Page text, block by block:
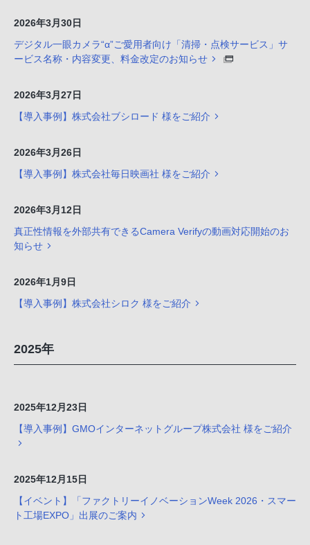
2026年3月30日
デジタル一眼カメラ“α”ご愛用者向け「清掃・点検サービス」サ
ービス名称・内容変更、料金改定のお知らせ
2026年3月27日
【導入事例】株式会社ブシロード 様をご紹介
2026年3月26日
【導入事例】株式会社毎日映画社 様をご紹介
2026年3月12日
真正性情報を外部共有できるCamera Verifyの動画対応開始のお
知らせ
2026年1月9日
【導入事例】株式会社シロク 様をご紹介
2025年
2025年12月23日
【導入事例】GMOインターネットグループ株式会社 様をご紹介
2025年12月15日
【イベント】「ファクトリーイノベーションWeek 2026・スマー
ト工場EXPO」出展のご案内